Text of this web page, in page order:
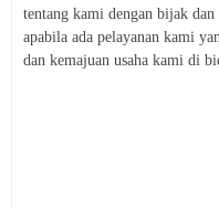
tentang kami dengan bijak dan
apabila ada pelayanan kami
dan kemajuan usaha kami di